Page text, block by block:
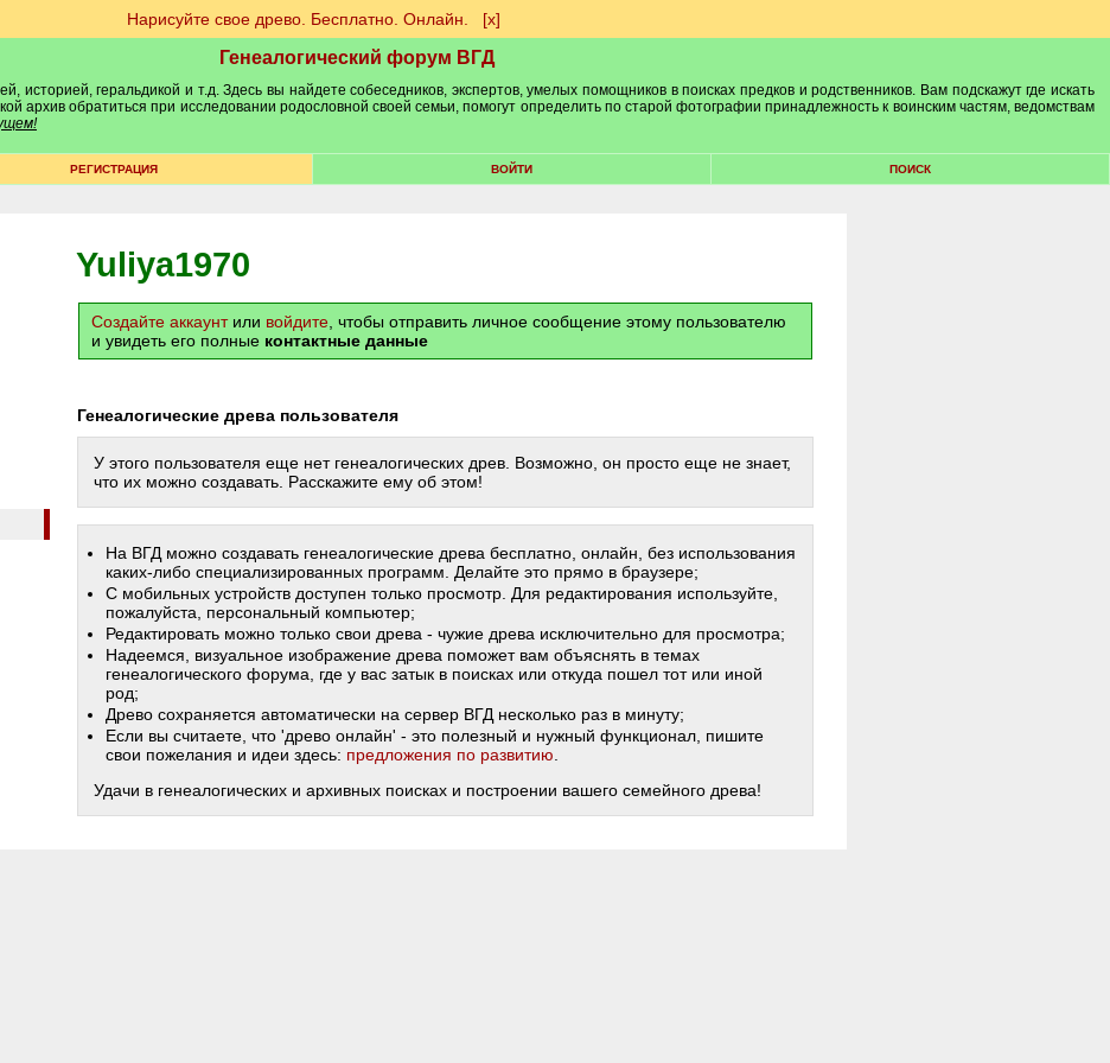
Нарисуйте свое древо. Бесплатно. Онлайн. [х]
Генеалогический форум ВГД
историей, геральдикой и т.д. Здесь вы найдете собеседников, экспертов, умелых помощников в поисках предков и родственников. Вам подскажут где искать
архив обратиться при исследовании родословной своей семьи, помогут определить по старой фотографии принадлежность к воинским частям, ведомствам
РЕГИСТРАЦИЯ ВОЙТИ ПОИСК
Yuliya1970
Создайте аккаунтили войдите , чтобы отправить личное сообщение этому пользователю
и увидеть его полные контактные данные
Генеалогические древа пользователя
У этого пользователя еще нет генеалогических древ. Возможно, он просто еще не знает,
что их можно создавать. Расскажите ему об этом!
На ВГД можно создавать генеалогические древа бесплатно, онлайн, без использования
каких-либо специализированных программ. Делайте это прямо в браузере;
С мобильных устройств доступен только просмотр. Для редактирования используйте,
пожалуйста, персональный компьютер;
Редактировать можно только свои древа - чужие древа исключительно для просмотра;
Надеемся, визуальное изображение древа поможет вам объяснять в темах
генеалогического форума, где у вас затык в поисках или откуда пошел тот или иной
род;
Древо сохраняется автоматически на сервер ВГД несколько раз в минуту;
Если вы считаете, что 'древо онлайн' - это полезный и нужный функционал, пишите
свои пожелания и идеи здесь: предложения по развитию
Удачи в генеалогических и архивных поисках и построении вашего семейного древа!